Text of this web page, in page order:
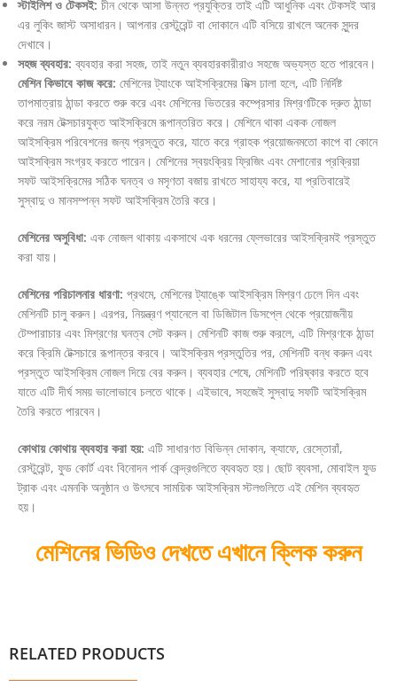
স্টাইলিশ ও টেকসই: চীন থেকে আসা উন্নত প্রযুক্তির তাই এটি আধুনিক এবং টেকসই আর
এর লুকিং জাস্ট অসাধারন। আপনার রেস্টুরেন্ট বা দোকানে এটি বসিয়ে রাখলে অনেক সুন্দর
দেখাবে।
সহজ ব্যবহার: ব্যবহার করা সহজ, তাই নতুন ব্যবহারকারীরাও সহজে অভ্যস্ত হতে পারবেন।
মেশিন কিভাবে কাজ করে: মেশিনের ট্যাংকে আইসক্রিমের মিক্স ঢালা হলে, এটি নির্দিষ্ট
তাপমাত্রায় ঠান্ডা করতে শুরু করে এবং মেশিনের ভিতরের কম্প্রেসার মিশ্রণটিকে দ্রুত ঠান্ডা
করে নরম টেক্সচারযুক্ত আইসক্রিমে রূপান্তরিত করে। মেশিনে থাকা একক নোজল
আইসক্রিম পরিবেশনের জন্য প্রস্তুত করে, যাতে করে গ্রাহক প্রয়োজনমতো কাপে বা কোনে
আইসক্রিম সংগ্রহ করতে পারেন। মেশিনের স্বয়ংক্রিয় ফ্রিজিং এবং মেশানোর প্রক্রিয়া
সফট আইসক্রিমের সঠিক ঘনত্ব ও মসৃণতা বজায় রাখতে সাহায্য করে, যা প্রতিবারেই
সুস্বাদু ও মানসম্পন্ন সফট আইসক্রিম তৈরি করে।
মেশিনের অসুবিধা: এক নোজল থাকায় একসাথে এক ধরনের ফ্লেভারের আইসক্রিমই প্রস্তুত
করা যায়।
মেশিনের পরিচালনার ধারণা: প্রথমে, মেশিনের ট্যাঙ্কে আইসক্রিম মিশ্রণ ঢেলে দিন এবং
মেশিনটি চালু করুন। এরপর, নিয়ন্ত্রণ প্যানেলে বা ডিজিটাল ডিসপ্লে থেকে প্রয়োজনীয়
টেম্পারাচার এবং মিশ্রণের ঘনত্ব সেট করুন। মেশিনটি কাজ শুরু করলে, এটি মিশ্রণকে ঠান্ডা
করে ক্রিমি টেক্সচারে রূপান্তর করবে। আইসক্রিম প্রস্তুতির পর, মেশিনটি বন্ধ করুন এবং
প্রস্তুত আইসক্রিম নোজল দিয়ে বের করুন। ব্যবহার শেষে, মেশিনটি পরিষ্কার করতে হবে
যাতে এটি দীর্ঘ সময় ভালোভাবে চলতে থাকে। এইভাবে, সহজেই সুস্বাদু সফটি আইসক্রিম
তৈরি করতে পারবেন।
কোথায় কোথায় ব্যবহার করা হয়: এটি সাধারণত বিভিন্ন দোকান, ক্যাফে, রেস্তোরাঁ,
রেস্টুরেন্ট, ফুড কোর্ট এবং বিনোদন পার্ক কেন্দ্রগুলিতে ব্যবহৃত হয়। ছোট ব্যবসা, মোবাইল ফুড
ট্রাক এবং এমনকি অনুষ্ঠান ও উৎসবে সাময়িক আইসক্রিম স্টলগুলিতে এই মেশিন ব্যবহৃত
হয়।
মেশিনের ভিডিও দেখতে এখানে ক্লিক করুন
RELATED PRODUCTS